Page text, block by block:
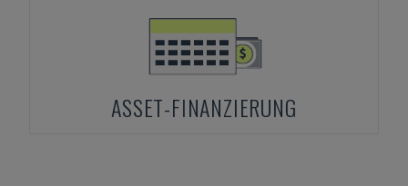
ASSET-FINANZIERUNG